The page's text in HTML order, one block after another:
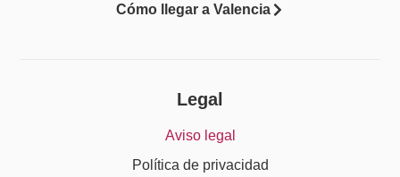
Cómo llegar a Valencia
Legal
Aviso legal
Política de privacidad